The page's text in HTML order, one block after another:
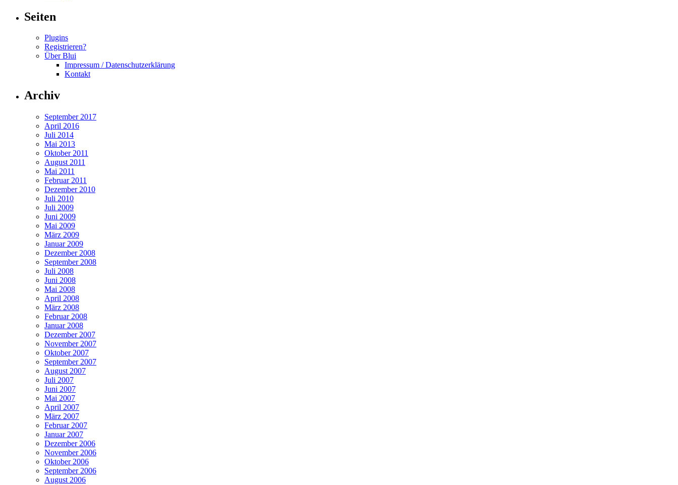
Seiten
Plugins
Registrieren?
Über Blui
Impressum / Datenschutzerklärung
Kontakt
Archiv
September 2017
April 2016
Juli 2014
Mai 2013
Oktober 2011
August 2011
Mai 2011
Februar 2011
Dezember 2010
Juli 2010
Juli 2009
Juni 2009
Mai 2009
März 2009
Januar 2009
Dezember 2008
September 2008
Juli 2008
Juni 2008
Mai 2008
April 2008
März 2008
Februar 2008
Januar 2008
Dezember 2007
November 2007
Oktober 2007
September 2007
August 2007
Juli 2007
Juni 2007
Mai 2007
April 2007
März 2007
Februar 2007
Januar 2007
Dezember 2006
November 2006
Oktober 2006
September 2006
August 2006